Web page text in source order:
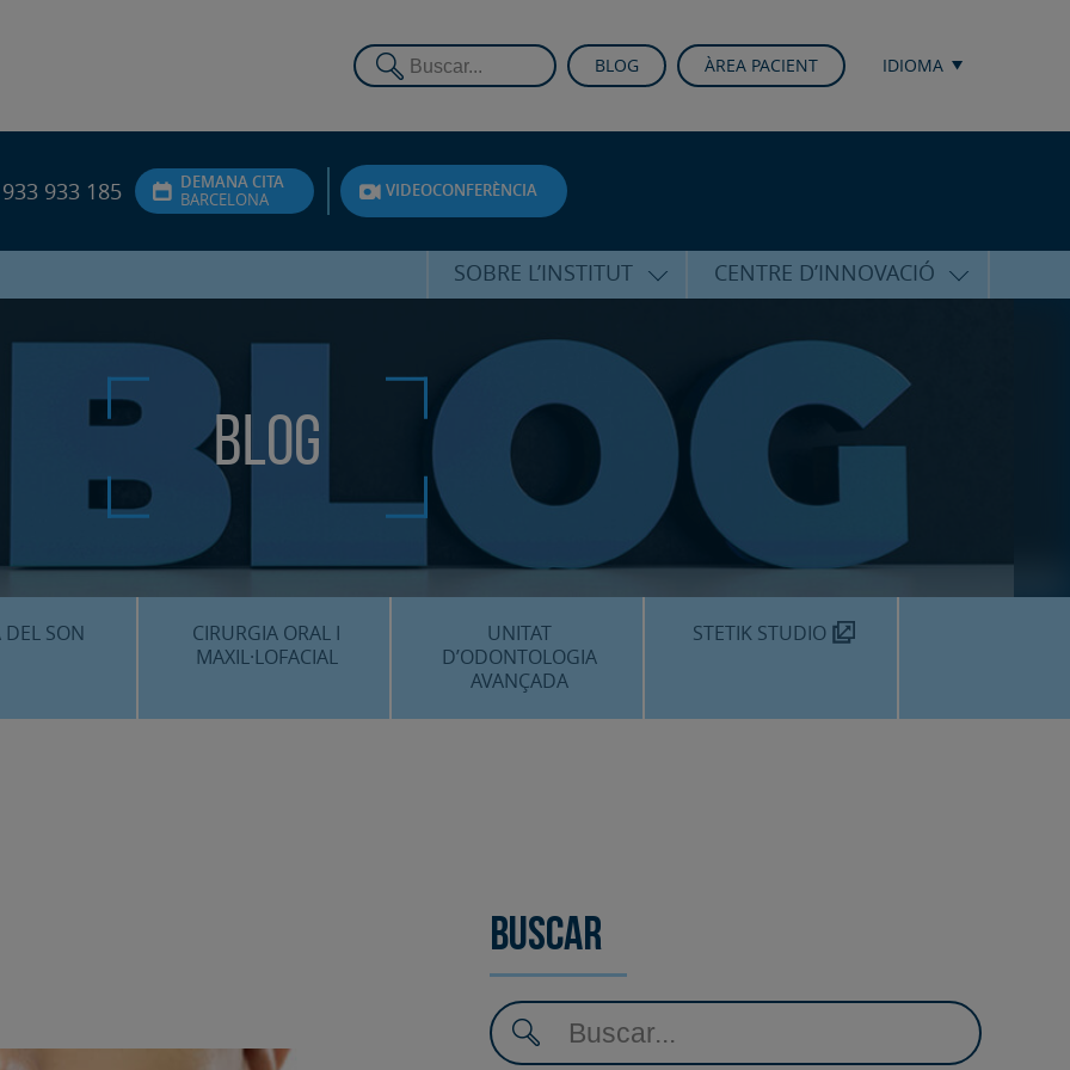
BLOG ÀREA PACIENT IDIOMA
933 933 185
DEMANA CITA
BARCELONA
VIDEOCONFERÈNCIA
SOBRE L’INSTITUT
ALFARO
ATENCIÓ PERSONALITZADA
UNITAT DE SUPORT
PSICOLÒGIC
SERVEIS INTERNACIONALS
CENTRE MÈDIC TEKNON
ON SOM?
CENTRE D’INNOVACIÓ
CONFERÈNCIES I CONGRESSOS
FORMACIÓ
PUBLICACIONS CIENTÍFIQUES
LA VEU DE L’EXPERT
Blog
SON
CIRURGIA ORAL I
MAXIL·LOFACIAL
UNITAT
D’ODONTOLOGIA
AVANÇADA
STETIK STUDIO
Buscar